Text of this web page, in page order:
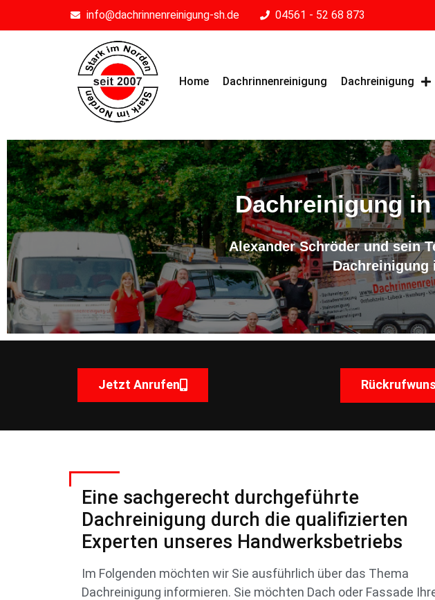
info@dachrinnenreinigung-sh.de 04561 - 52 68 873
Home Dachrinnenreinigung Dachreinigung
Dachreinigung
Alexander Schröder und sein
Dachreinigung
Jetzt Anrufen
Eine sachgerecht durchgeführte
Dachreinigung durch die qualifizierten
Experten unseres Handwerksbetriebs
Im Folgenden möchten wir Sie ausführlich über das Thema
Dachreinigung informieren. Sie möchten Dach oder Fassade